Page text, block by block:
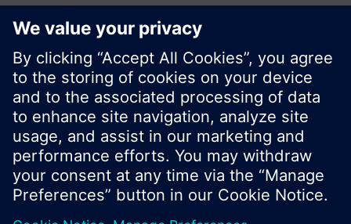
© Siemens Schweiz AG 2020
Preise: unverbindliche Preisempfehlung ohne
MWSt in EUR